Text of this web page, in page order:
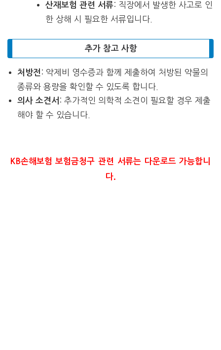
산재보험 관련 서류: 직장에서 발생한 사고로 인
한 상해 시 필요한 서류입니다.
추가 참고 사항
처방전 : 약제비 영수증과 함께 제출하여 처방된 약물의
종류와 용량을 확인할 수 있도록 합니다.
의사 소견서 : 추가적인 의학적 소견이 필요할 경우 제출
해야 할 수 있습니다.
KB손해보험 보험금청구 관련 서류는 다운로드 가능합니
다.